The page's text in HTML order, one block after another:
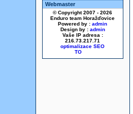
Webmaster
© Copyright 2007 - 2026
Enduro team Horažďovice
Powered by : admin
Design by : admin
Vaše IP adresa :
216.73.217.71
optimalizace SEO